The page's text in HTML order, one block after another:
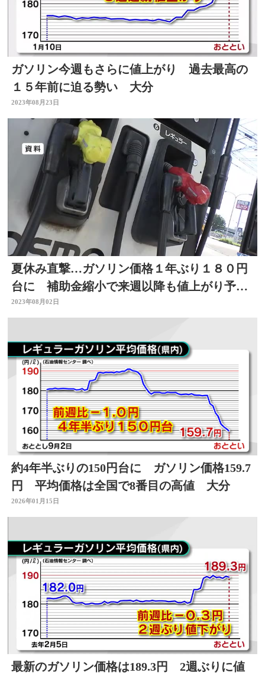
ガソリン今週もさらに値上がり 過去最高の
１５年前に迫る勢い 大分
2023年08月23日
夏休み直撃…ガソリン価格１年ぶり１８０円
台に 補助金縮小で来週以降も値上がり予
想
2023年08月02日
約4年半ぶりの150円台に ガソリン価格159.7
円 平均価格は全国で8番目の高値 大分
2026年01月15日
最新のガソリン価格は189.3円 2週ぶりに値